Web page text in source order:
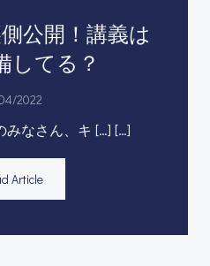
公開！講義は
してる？
2022
みなさん、キ […] […]
Article